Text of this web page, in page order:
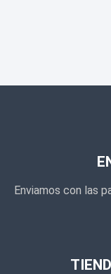
Enviamos con las